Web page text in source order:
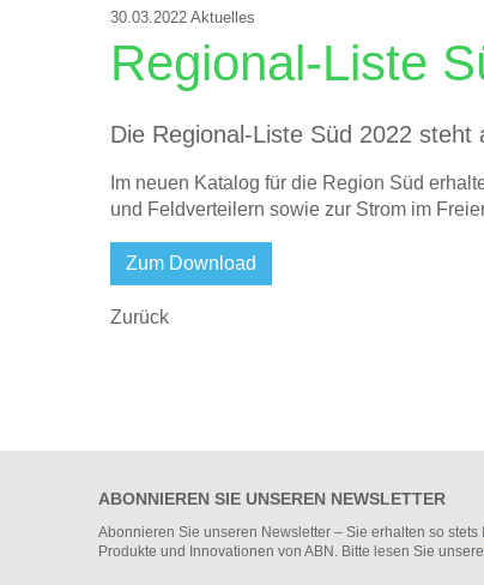
30.03.2022 Aktuelles
Regional-Liste
Die Regional-Liste Süd 2022
Im neuen Katalog für die Region Süd
und Feldverteilern sowie zur Strom im
Zum Download
Zurück
ABONNIEREN SIE UNSEREN NEWSLETTER
Abonnieren Sie unseren Newsletter – Sie erhalten so stets
Produkte und Innovationen von ABN. Bitte lesen Sie unsere